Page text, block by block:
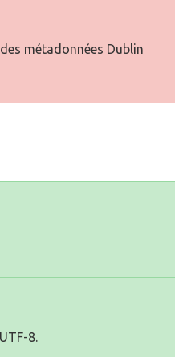
métadonnées Dublin
8.